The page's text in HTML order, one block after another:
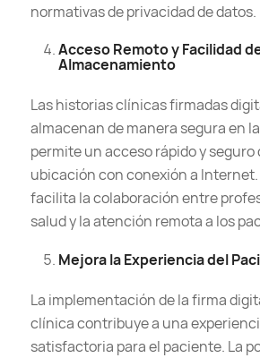
normativas de privacidad de datos.
Acceso Remoto y Facilidad
Almacenamiento
Las historias clínicas firmadas
almacenan de manera segura en
permite un acceso rápido y
ubicación con conexión a
facilita la colaboración entre
salud y la atención remota a los
Mejora la Experiencia del
La implementación de la firma
clínica contribuye a una
satisfactoria para el paciente. La